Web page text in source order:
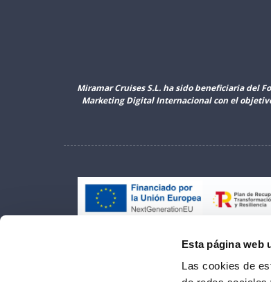
Esta página web
Las cookies de
Miramar Cruises S.L. ha sido beneficiaria del
Marketing Digital Internacional con el